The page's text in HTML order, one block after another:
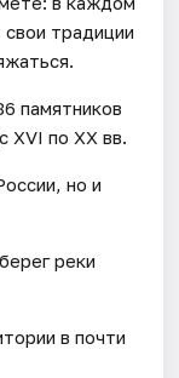
традиции
памятников
XVI по ХХ вв.
но и
реки
в почти